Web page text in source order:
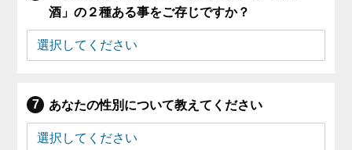
酒」の２種ある事をご存じですか？
あなたの性別について教えてください